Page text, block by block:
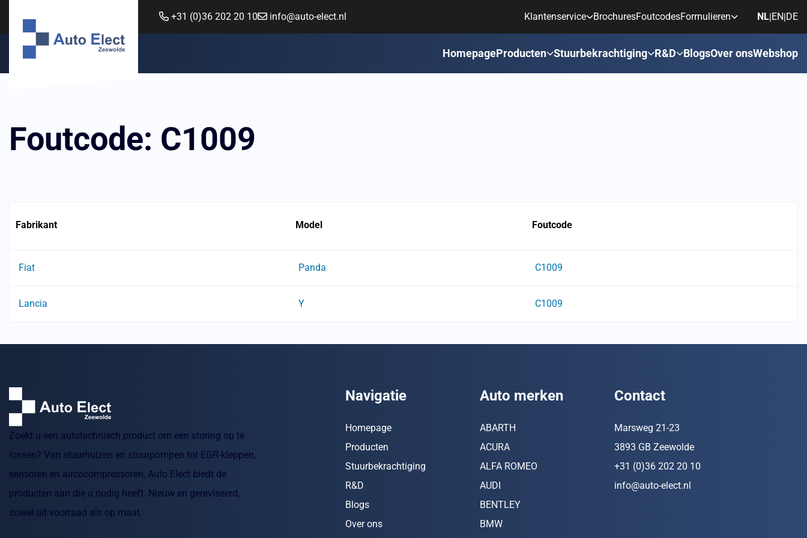
+31 (0)36 202 20 10 info@auto-elect.nl Klantenservice BrochuresFoutcodesFormulieren NL|EN|DE
HomepageProducten Stuurbekrachtiging R&D BlogsOver onsWebshop
Foutcode: C1009
Fabrikant Model Foutcode
Fiat Panda C1009
Lancia Y C1009
Zoekt u een autotechnisch product om een storing op te
lossen? Van stuurhuizen en stuurpompen tot EGR-kleppen,
sensoren en aircocompressoren, Auto Elect biedt de
producten aan die u nodig heeft. Nieuw en gereviseerd,
zowel uit voorraad als op maat.
Navigatie
Homepage
Producten
Stuurbekrachtiging
R&D
Blogs
Over ons
Auto merken
ABARTH
ACURA
ALFA ROMEO
AUDI
BENTLEY
BMW
Contact
Marsweg 21-23
3893 GB Zeewolde
+31 (0)36 202 20 10
info@auto-elect.nl